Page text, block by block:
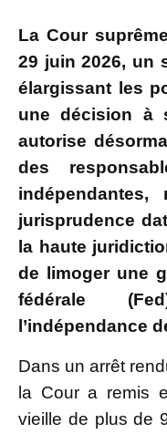
La Cour
29 juin 2026, un
élargissant les
une décision à
autorise
des
jurisprudence
la haute
de limoger une
fédérale
l’indépendance
Dans un arrêt
la Cour a remis
vieille de plus de